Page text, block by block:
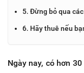
5. Đừng bỏ qua
6. Hãy thuê nếu
Ngày nay, có hơn